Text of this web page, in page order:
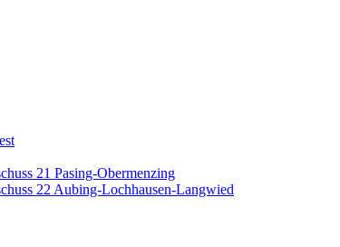
21 Pasing-Obermenzing
22 Aubing-Lochhausen-Langwied